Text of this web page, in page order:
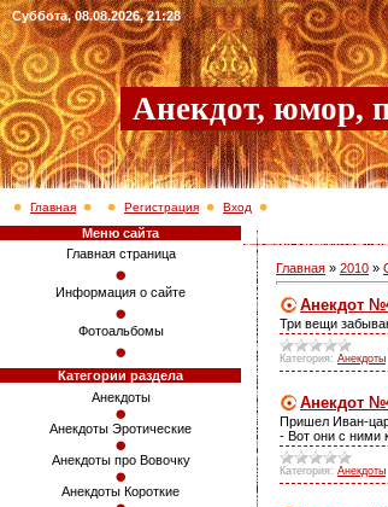
Суббота, 08.08.2026, 21:28
Анекдот, юмор,
Главная Регистрация Вход
Меню сайта
Главная страница
Информация о сайте
Фотоальбомы
Категории раздела
Анекдоты
Анекдоты Эротические
Анекдоты про Вовочку
Анекдоты Короткие
Главная » 2010 »
Анекдот
Три вещи
Категория: Анекдоты
Анекдот
Пришел Иван-
- Вот они с ними
Категория: Анекдоты